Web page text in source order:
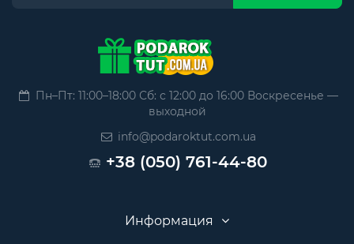
Пн–Пт: 11:00–18:00 Сб: с 12:00 до 16:00 Воскресенье —
выходной
info@podaroktut.com.ua
+38 (050) 761-44-80
Информация